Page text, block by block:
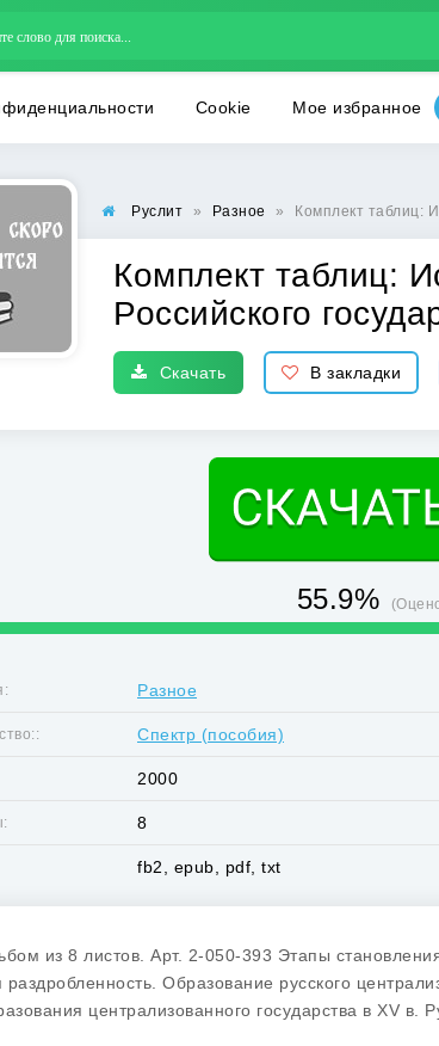
Cookie Мое избранное
Руслит » Разное » Комплект таблиц:
Комплект таблиц:
Российского
Скачать В закладки
55.9%
Разное
Спектр (пособия)
2000
8
fb2, epub, pdf, txt
из 8 листов. Арт. 2-050-393 Этапы становления
Образование русского
централизованного государства в XV в.